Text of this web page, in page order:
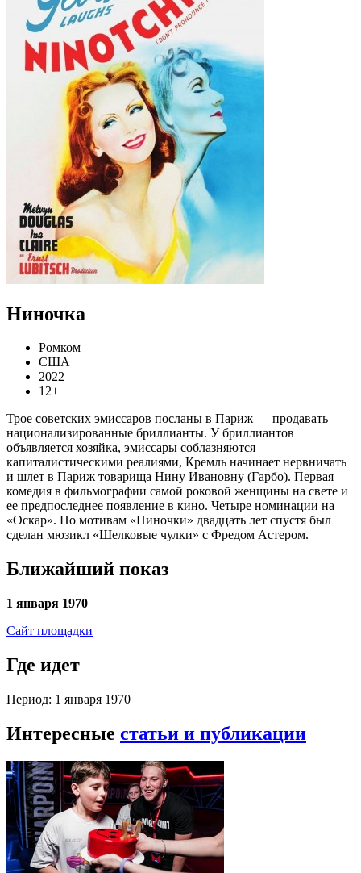
Ниночка
Ромком
США
2022
12+
Трое советских эмиссаров посланы в Париж — продавать
национализированные бриллианты. У бриллиантов
объявляется хозяйка, эмиссары соблазняются
капиталистическими реалиями, Кремль начинает нервничать
и шлет в Париж товарища Нину Ивановну (Гарбо). Первая
комедия в фильмографии самой роковой женщины на свете и
ее предпоследнее появление в кино. Четыре номинации на
«Оскар». По мотивам «Ниночки» двадцать лет спустя был
сделан мюзикл «Шелковые чулки» с Фредом Астером.
Ближайший показ
1 января 1970
Сайт площадки
Где идет
Период: 1 января 1970
Интересные статьи и публикации